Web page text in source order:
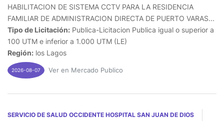
HABILITACION DE SISTEMA CCTV PARA LA RESIDENCIA
FAMILIAR DE ADMINISTRACION DIRECTA DE PUERTO VARAS...
Tipo de Licitación: Publica-Licitacion Publica igual o superior a
100 UTM e inferior a 1.000 UTM (LE)
Región: los Lagos
2026-08-07 Ver en Mercado Publico
SERVICIO DE SALUD OCCIDENTE HOSPITAL SAN JUAN DE DIOS